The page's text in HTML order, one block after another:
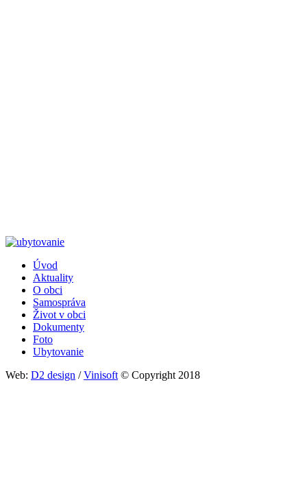
Päta
Úvod
Aktuality
O obci
Samospráva
Život v obci
Dokumenty
Foto
Ubytovanie
Web: D2 design /Vinisoft © Copyright 2018